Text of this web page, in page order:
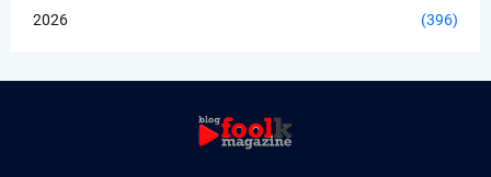
2026 (396)